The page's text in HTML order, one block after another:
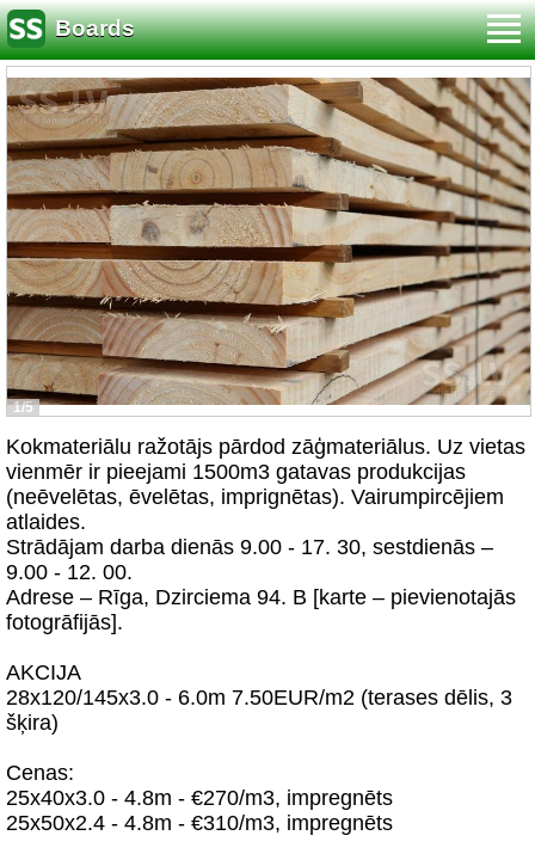
Boards
1/5
Kokmateriālu ražotājs pārdod zāģmateriālus. Uz vietas
vienmēr ir pieejami 1500m3 gatavas produkcijas
(neēvelētas, ēvelētas, imprignētas). Vairumpircējiem
atlaides.
Strādājam darba dienās 9.00 - 17. 30, sestdienās –
9.00 - 12. 00.
Adrese – Rīga, Dzirciema 94. B [karte – pievienotajās
fotogrāfijās].
AKCIJA
28x120/145x3.0 - 6.0m 7.50EUR/m2 (terases dēlis, 3
šķira)
Cenas:
25x40x3.0 - 4.8m - €270/m3, impregnēts
25x50x2.4 - 4.8m - €310/m3, impregnēts